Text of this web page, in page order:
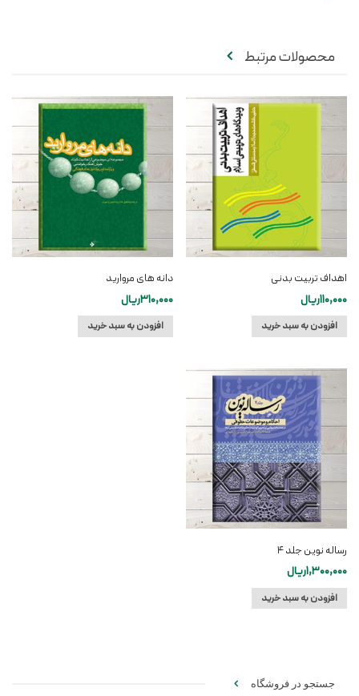
محصولات مرتبط
اهداف تربیت بدنی
110,000ریال
افزودن به سبد خرید
دانه های مروارید
310,000ریال
افزودن به سبد خرید
رساله نوین جلد ۴
1,300,000ریال
افزودن به سبد خرید
جستجو در فروشگاه